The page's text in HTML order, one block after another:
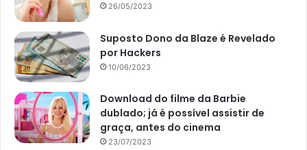
26/05/2023
Suposto Dono da Blaze é Revelado
por Hackers
10/06/2023
Download do filme da Barbie
dublado; já é possível assistir de
graça, antes do cinema
23/07/2023